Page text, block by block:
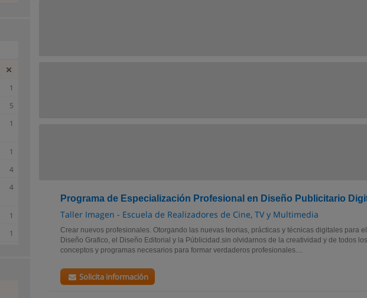
Programa de Especialización Profesional en Diseño Publicitario
Taller Imagen - Escuela de Realizadores de Cine, TV y Multimedia
Crear nuevos profesionales. Otorgando las nuevas teorias, prácticas y técnicas digitales para el
Diseño Grafico, el Diseño Editorial y la Públicidad.sin olvidarnos de la creatividad y de todos los
conceptos y programas necesarios para formar verdaderos profesionales....
Solicita información
1
5
1
1
4
4
1
1